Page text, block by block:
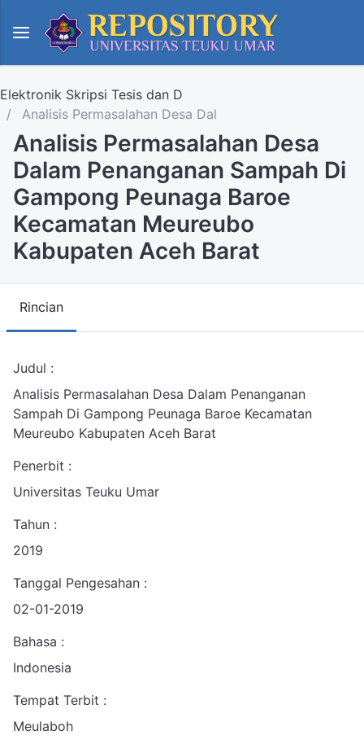
Elektronik Skripsi Tesis dan D
Analisis Permasalahan Desa Dal
Analisis Permasalahan Desa
Dalam Penanganan Sampah Di
Gampong Peunaga Baroe
Kecamatan Meureubo
Kabupaten Aceh Barat
Rincian
Judul :
Analisis Permasalahan Desa Dalam Penanganan
Sampah Di Gampong Peunaga Baroe Kecamatan
Meureubo Kabupaten Aceh Barat
Penerbit :
Universitas Teuku Umar
Tahun :
2019
Tanggal Pengesahan :
02-01-2019
Bahasa :
Indonesia
Tempat Terbit :
Meulaboh